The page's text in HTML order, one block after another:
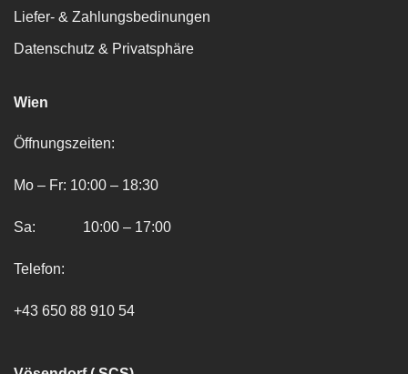
Liefer- & Zahlungsbedinungen
Datenschutz & Privatsphäre
Wien
Öffnungszeiten:
Mo – Fr: 10:00 – 18:30
Sa: 10:00 – 17:00
Telefon:
+43 650 88 910 54